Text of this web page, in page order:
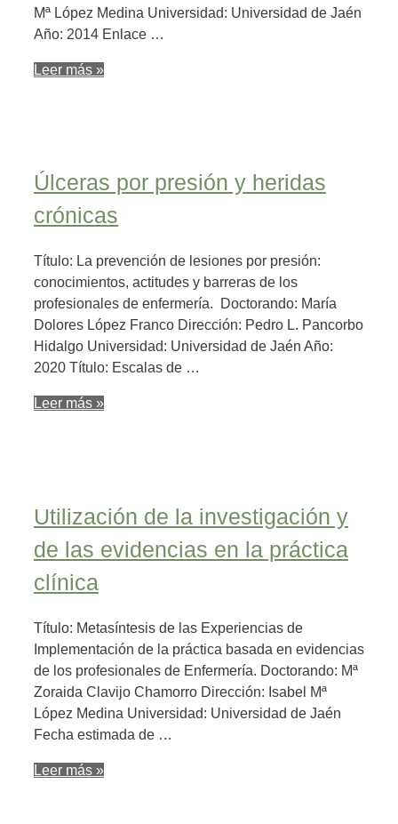
Mª López Medina Universidad: Universidad de Jaén
Año: 2014 Enlace …
Leer más »
Úlceras por presión y heridas
crónicas
Título: La prevención de lesiones por presión:
conocimientos, actitudes y barreras de los
profesionales de enfermería. Doctorando: María
Dolores López Franco Dirección: Pedro L. Pancorbo
Hidalgo Universidad: Universidad de Jaén Año:
2020 Título: Escalas de …
Leer más »
Utilización de la investigación y
de las evidencias en la práctica
clínica
Título: Metasíntesis de las Experiencias de
Implementación de la práctica basada en evidencias
de los profesionales de Enfermería. Doctorando: Mª
Zoraida Clavijo Chamorro Dirección: Isabel Mª
López Medina Universidad: Universidad de Jaén
Fecha estimada de …
Leer más »